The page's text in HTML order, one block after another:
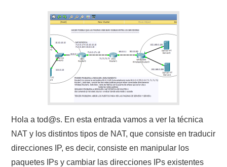
Hola a tod@s. En esta entrada vamos a ver la técnica
NAT y los distintos tipos de NAT, que consiste en traducir
direcciones IP, es decir, consiste en manipular los
paquetes IPs y cambiar las direcciones IPs existentes